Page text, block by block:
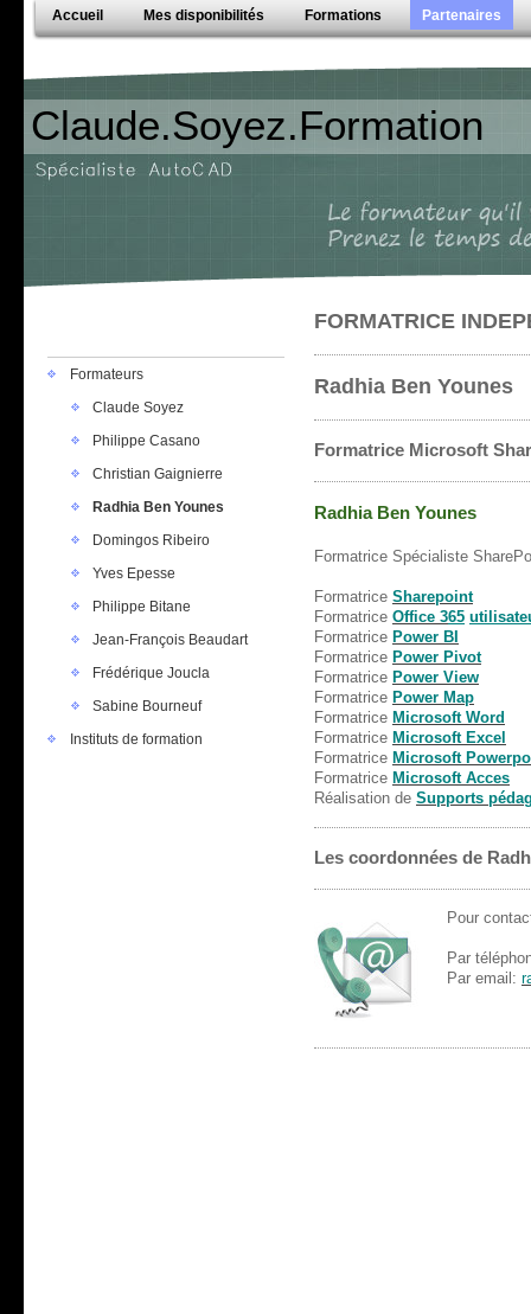
Accueil Mes disponibilités Formations Partenaires
Claude.Soyez.Formation
Formateurs
Claude Soyez
Philippe Casano
Christian Gaignierre
Radhia Ben Younes
Domingos Ribeiro
Yves Epesse
Philippe Bitane
Jean-François Beaudart
Frédérique Joucla
Sabine Bourneuf
Instituts de formation
FORMATRICE
Radhia Ben Younes
Formatrice Microsoft
Radhia Ben Younes
Formatrice Spécialiste
Formatrice Sharepoint
Formatrice Office 365
Formatrice Power BI
Formatrice Power Pivot
Formatrice Power View
Formatrice Power Map
Formatrice Microsoft Word
Formatrice Microsoft Excel
Formatrice Microsoft
Formatrice Microsoft Acces
Réalisation de Supports
Les coordonnées de
Pour
Par
Par email: